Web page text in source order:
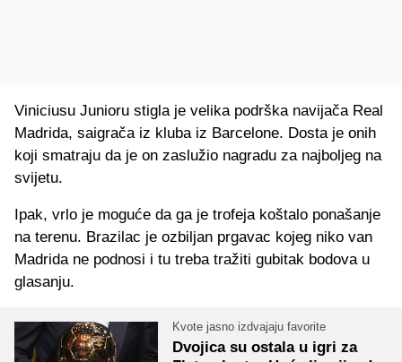
Viniciusu Junioru stigla je velika podrška navijača Real
Madrida, saigrača iz kluba iz Barcelone. Dosta je onih
koji smatraju da je on zaslužio nagradu za najboljeg na
svijetu.
Ipak, vrlo je moguće da ga je trofeja koštalo ponašanje
na terenu. Brazilac je ozbiljan prgavac kojeg niko van
Madrida ne podnosi i tu treba tražiti gubitak bodova u
glasanju.
Kvote jasno izdvajaju favorite
Dvojica su ostala u igri za